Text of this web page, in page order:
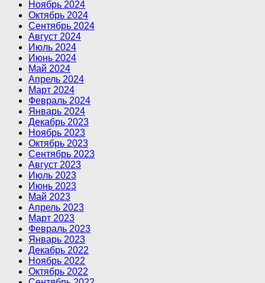
Ноябрь 2024
Октябрь 2024
Сентябрь 2024
Август 2024
Июль 2024
Июнь 2024
Май 2024
Апрель 2024
Март 2024
Февраль 2024
Январь 2024
Декабрь 2023
Ноябрь 2023
Октябрь 2023
Сентябрь 2023
Август 2023
Июль 2023
Июнь 2023
Май 2023
Апрель 2023
Март 2023
Февраль 2023
Январь 2023
Декабрь 2022
Ноябрь 2022
Октябрь 2022